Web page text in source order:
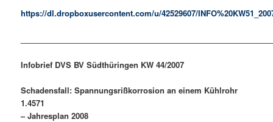
https://dl.dropboxusercontent.com/u/42529607/
Infobrief DVS BV Südthüringen KW 44/2007
Schadensfall: Spannungsrißkorrosion an einem Kühlrohr
1.4571
– Jahresplan 2008